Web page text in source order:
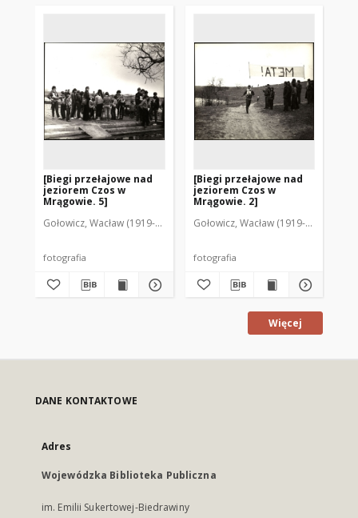
[Biegi przełajowe nad
jeziorem Czos w
Mrągowie. 5]
Gołowicz, Wacław (1919-1983). Fot.
fotografia
[Biegi przełajowe nad
jeziorem Czos w
Mrągowie. 2]
Gołowicz, Wacław (1919-1983). Fot.
fotografia
Więcej
DANE KONTAKTOWE
Adres
Wojewódzka Biblioteka Publiczna
im. Emilii Sukertowej-Biedrawiny